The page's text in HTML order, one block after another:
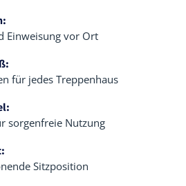
Einweisung vor Ort
für jedes Treppenhaus
sorgenfreie Nutzung
Sitzposition